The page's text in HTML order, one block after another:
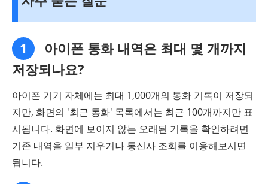
1
아이폰 통화 내역은 최대 몇 개까지
저장되나요?
아이폰 기기 자체에는 최대 1,000개의 통화 기록이 저장되
지만, 화면의 '최근 통화' 목록에서는 최근 100개까지만 표
시됩니다. 화면에 보이지 않는 오래된 기록을 확인하려면
기존 내역을 일부 지우거나 통신사 조회를 이용해보시면
됩니다.